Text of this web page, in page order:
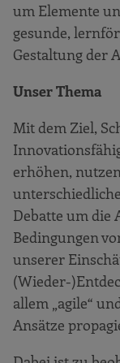
um Elemente
gesunde,
Gestaltung der
Unser Thema
Mit dem Ziel,
erhöhen,
Debatte um die
Bedingungen
unserer
(Wieder-
allem „agile“
Ansätze